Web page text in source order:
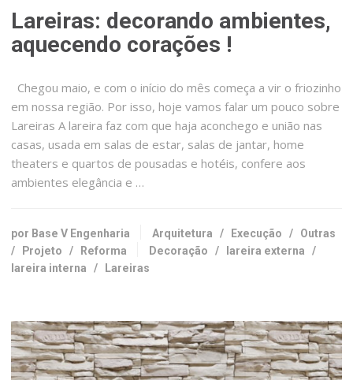
Lareiras: decorando ambientes,
aquecendo corações !
Chegou maio, e com o início do mês começa a vir o friozinho
em nossa região. Por isso, hoje vamos falar um pouco sobre
Lareiras A lareira faz com que haja aconchego e união nas
casas, usada em salas de estar, salas de jantar, home
theaters e quartos de pousadas e hotéis, confere aos
ambientes elegância e …
por Base V Engenharia Arquitetura / Execução / Outras
/
Projeto / Reforma Decoração / lareira externa /
lareira interna / Lareiras